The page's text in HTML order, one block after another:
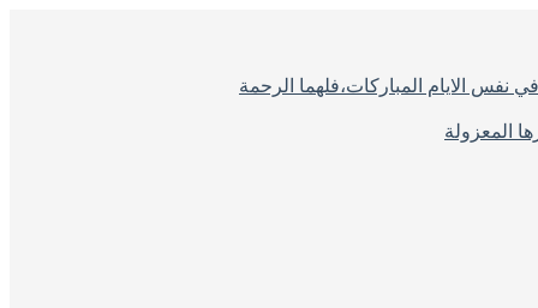
الايام المباركات،فلهما الرحمة
المعزولة